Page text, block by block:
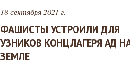
18 сентября 2021 г.
ФАШИСТЫ УСТРОИЛИ ДЛЯ
УЗНИКОВ КОНЦЛАГЕРЯ АД
ЗЕМЛЕ